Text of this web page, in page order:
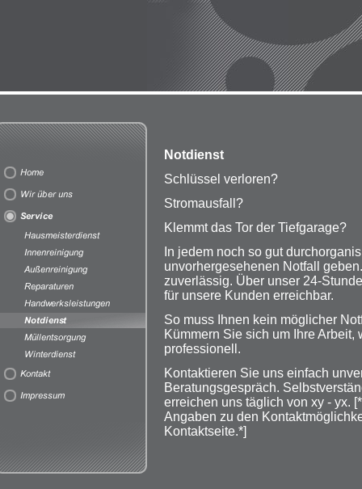
Notdienst
Schlüssel verloren?
Stromausfall?
Klemmt das Tor der Tiefgarage?
In jedem noch so gut
unvorhergesehenen Notfall
zuverlässig. Über unser 24-
für unsere Kunden erreichbar.
So muss Ihnen kein möglicher
Kümmern Sie sich um Ihre
professionell.
Kontaktieren Sie uns einfach
Beratungsgespräch.
erreichen uns täglich von xy - yx.
Angaben zu den
Kontaktseite.*]